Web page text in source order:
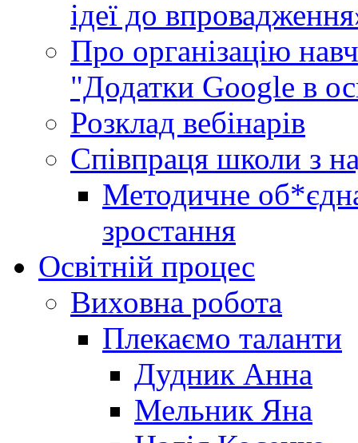
ідеї до
Про організацію
"Додатки Google в
Розклад вебінарів
Співпраця школи з
Методичне
зростання
Освітній процес
Виховна робота
Плекаємо таланти
Дудник Анна
Мельник Яна